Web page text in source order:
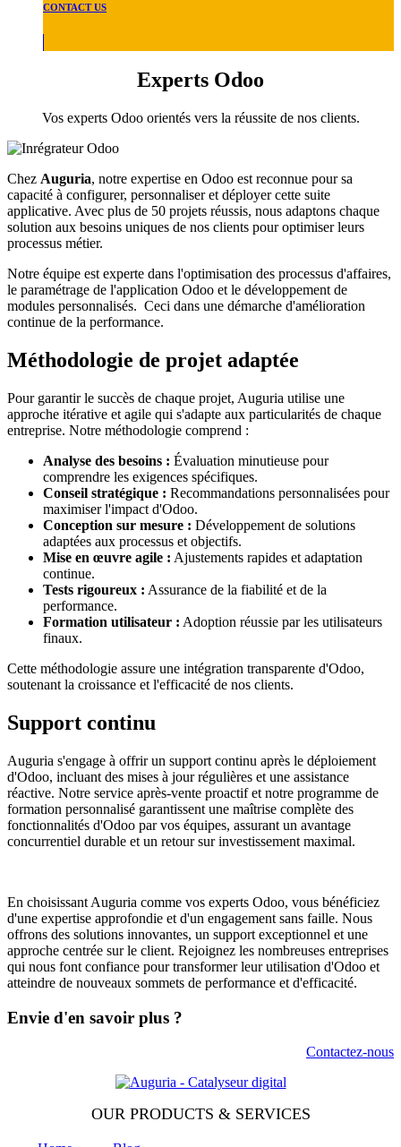
CONTACT US
Experts Odoo
Vos experts Odoo orientés vers la réussite de nos clients.
Chez Auguria, notre expertise en Odoo est reconnue pour sa
capacité à configurer, personnaliser et déployer cette suite
applicative. Avec plus de 50 projets réussis, nous adaptons chaque
solution aux besoins uniques de nos clients pour optimiser leurs
processus métier.
Notre équipe est experte dans l'optimisation des processus d'affaires,
le paramétrage de l'application Odoo et le développement de
modules personnalisés. Ceci dans une démarche d'amélioration
continue de la performance.
Méthodologie de projet adaptée
Pour garantir le succès de chaque projet, Auguria utilise une
approche itérative et agile qui s'adapte aux particularités de chaque
entreprise. Notre méthodologie comprend :
Analyse des besoins : Évaluation minutieuse pour
comprendre les exigences spécifiques.
Conseil stratégique : Recommandations personnalisées pour
maximiser l'impact d'Odoo.
Conception sur mesure : Développement de solutions
adaptées aux processus et objectifs.
Mise en œuvre agile : Ajustements rapides et adaptation
continue.
Tests rigoureux : Assurance de la fiabilité et de la
performance.
Formation utilisateur : Adoption réussie par les utilisateurs
finaux.
Cette méthodologie assure une intégration transparente d'Odoo,
soutenant la croissance et l'efficacité de nos clients.
Support continu
Auguria s'engage à offrir un support continu après le déploiement
d'Odoo, incluant des mises à jour régulières et une assistance
réactive. Notre service après-vente proactif et notre programme de
formation personnalisé garantissent une maîtrise complète des
fonctionnalités d'Odoo par vos équipes, assurant un avantage
concurrentiel durable et un retour sur investissement maximal.
En choisissant Auguria comme vos experts Odoo, vous bénéficiez
d'une expertise approfondie et d'un engagement sans faille. Nous
offrons des solutions innovantes, un support exceptionnel et une
approche centrée sur le client. Rejoignez les nombreuses entreprises
qui nous font confiance pour transformer leur utilisation d'Odoo et
atteindre de nouveaux sommets de performance et d'efficacité.
Envie d'en savoir plus ?
Contactez-nous
OUR PRODUCTS & SERVICES